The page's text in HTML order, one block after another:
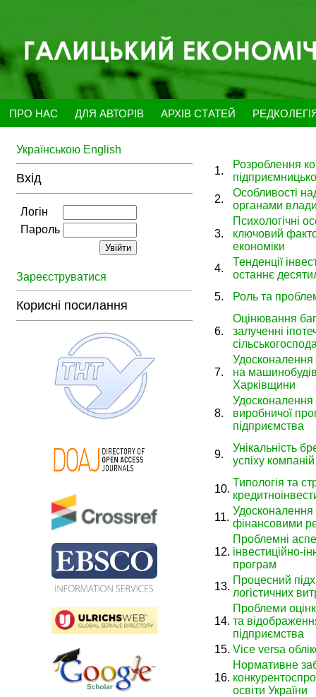
ПРО НАС ДЛЯ АВТОРІВ АРХІВ СТАТЕЙ
Українською English
Вхід
Логін
Пароль
Зареєструватися
Корисні посилання
1.
Розроблення
2.
Особливості
органами
3.
Психологічні
ключовий
економіки
4.
Тенденції
останнє
5.
Роль та
6.
Оцінювання
залученні
7.
Удосконалення
на
Харківщини
8.
виробничої
підприємства
9.
Унікальність
успіху компаній
10.
Типологія та
11.
Удосконалення
фінансовими
12.
Проблемні
інвестиційно-
програм
13.
Процесний
логістичних
14.
Проблеми
та
підприємства
15. Vice versa
16.
Нормативне
освіти України